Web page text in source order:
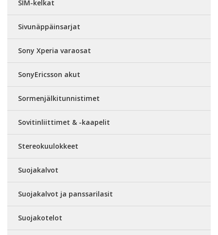
SIM-kelkat
Sivunäppäinsarjat
Sony Xperia varaosat
SonyEricsson akut
Sormenjälkitunnistimet
Sovitinliittimet & -kaapelit
Stereokuulokkeet
Suojakalvot
Suojakalvot ja panssarilasit
Suojakotelot